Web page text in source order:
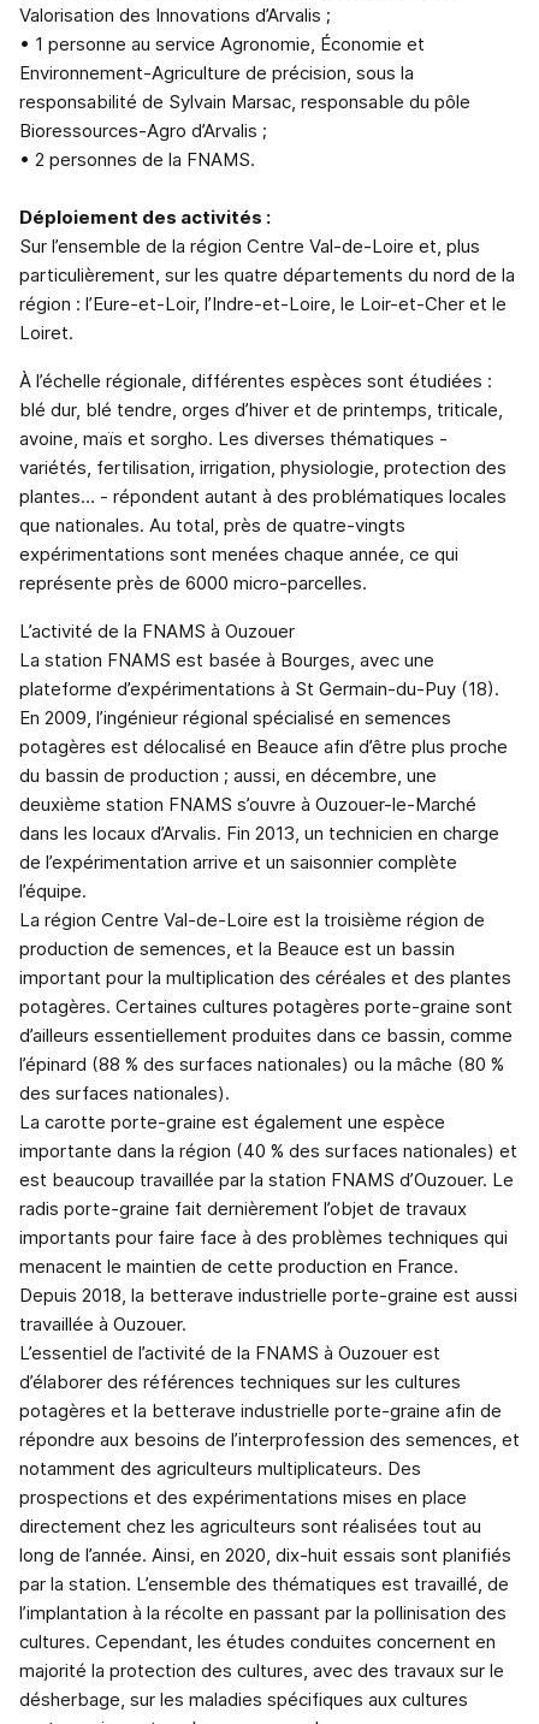
Valorisation des Innovations d’Arvalis ;
• 1 personne au service Agronomie, Économie et
Environnement-Agriculture de précision, sous la
responsabilité de Sylvain Marsac, responsable du pôle
Bioressources-Agro d’Arvalis ;
• 2 personnes de la FNAMS.
Déploiement des activités :
Sur l’ensemble de la région Centre Val-de-Loire et, plus
particulièrement, sur les quatre départements du nord de la
région : l’Eure-et-Loir, l’Indre-et-Loire, le Loir-et-Cher et le
Loiret.
À l’échelle régionale, différentes espèces sont étudiées :
blé dur, blé tendre, orges d’hiver et de printemps, triticale,
avoine, maïs et sorgho. Les diverses thématiques -
variétés, fertilisation, irrigation, physiologie, protection des
plantes… - répondent autant à des problématiques locales
que nationales. Au total, près de quatre-vingts
expérimentations sont menées chaque année, ce qui
représente près de 6000 micro-parcelles.
L’activité de la FNAMS à Ouzouer
La station FNAMS est basée à Bourges, avec une
plateforme d’expérimentations à St Germain-du-Puy (18).
En 2009, l’ingénieur régional spécialisé en semences
potagères est délocalisé en Beauce afin d’être plus proche
du bassin de production ; aussi, en décembre, une
deuxième station FNAMS s’ouvre à Ouzouer-le-Marché
dans les locaux d’Arvalis. Fin 2013, un technicien en charge
de l’expérimentation arrive et un saisonnier complète
l’équipe.
La région Centre Val-de-Loire est la troisième région de
production de semences, et la Beauce est un bassin
important pour la multiplication des céréales et des plantes
potagères. Certaines cultures potagères porte-graine sont
d’ailleurs essentiellement produites dans ce bassin, comme
l’épinard (88 % des surfaces nationales) ou la mâche (80 %
des surfaces nationales).
La carotte porte-graine est également une espèce
importante dans la région (40 % des surfaces nationales) et
est beaucoup travaillée par la station FNAMS d’Ouzouer. Le
radis porte-graine fait dernièrement l’objet de travaux
importants pour faire face à des problèmes techniques qui
menacent le maintien de cette production en France.
Depuis 2018, la betterave industrielle porte-graine est aussi
travaillée à Ouzouer.
L’essentiel de l’activité de la FNAMS à Ouzouer est
d’élaborer des références techniques sur les cultures
potagères et la betterave industrielle porte-graine afin de
répondre aux besoins de l’interprofession des semences, et
notamment des agriculteurs multiplicateurs. Des
prospections et des expérimentations mises en place
directement chez les agriculteurs sont réalisées tout au
long de l’année. Ainsi, en 2020, dix-huit essais sont planifiés
par la station. L’ensemble des thématiques est travaillé, de
l’implantation à la récolte en passant par la pollinisation des
cultures. Cependant, les études conduites concernent en
majorité la protection des cultures, avec des travaux sur le
désherbage, sur les maladies spécifiques aux cultures